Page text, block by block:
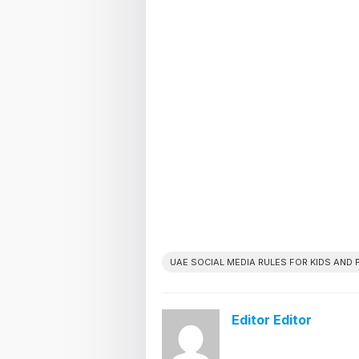
UAE SOCIAL MEDIA RULES FOR KIDS AND
Editor Editor